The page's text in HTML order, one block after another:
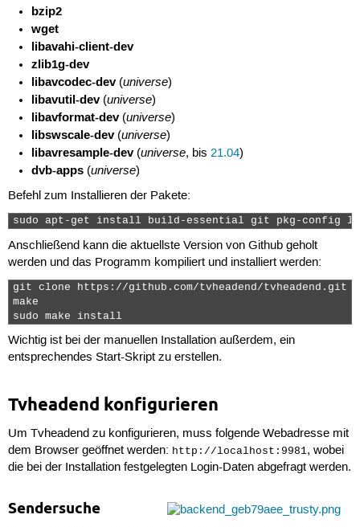
bzip2
wget
libavahi-client-dev
zlib1g-dev
libavcodec-dev(universe)
libavutil-dev(universe)
libavformat-dev(universe)
libswscale-dev(universe)
libavresample-dev(universe, bis21.04)
dvb-apps (universe)
Befehl zum Installieren der Pakete:
sudo apt-get install build-essential git pkg-config
Anschließend kann die aktuellste Version von Github geholt
werden und das Programm kompiliert und installiert werden:
git clone https://github.com/tvheadend/tvheadend.git
make
sudo make install
Wichtig ist bei der manuellen Installation außerdem, ein
entsprechendes Start-Skript zu erstellen.
Tvheadend konfigurieren
Um Tvheadend zu konfigurieren, muss folgende Webadresse mit
dem Browser geöffnet werden: http://localhost:9981, wobei
die bei der Installation festgelegten Login-Daten abgefragt werden.
Sendersuche